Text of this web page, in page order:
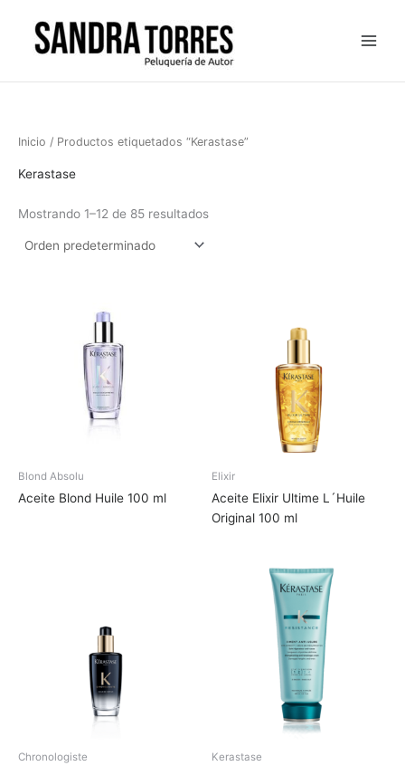
contenido
Inicio / Productos etiquetados “Kerastase”
Kerastase
Mostrando 1–12 de 85 resultados
Blond Absolu
Aceite Blond Huile 100 ml
Elixir
Aceite Elixir Ultime L´Huile
Original 100 ml
Chronologiste Kerastase